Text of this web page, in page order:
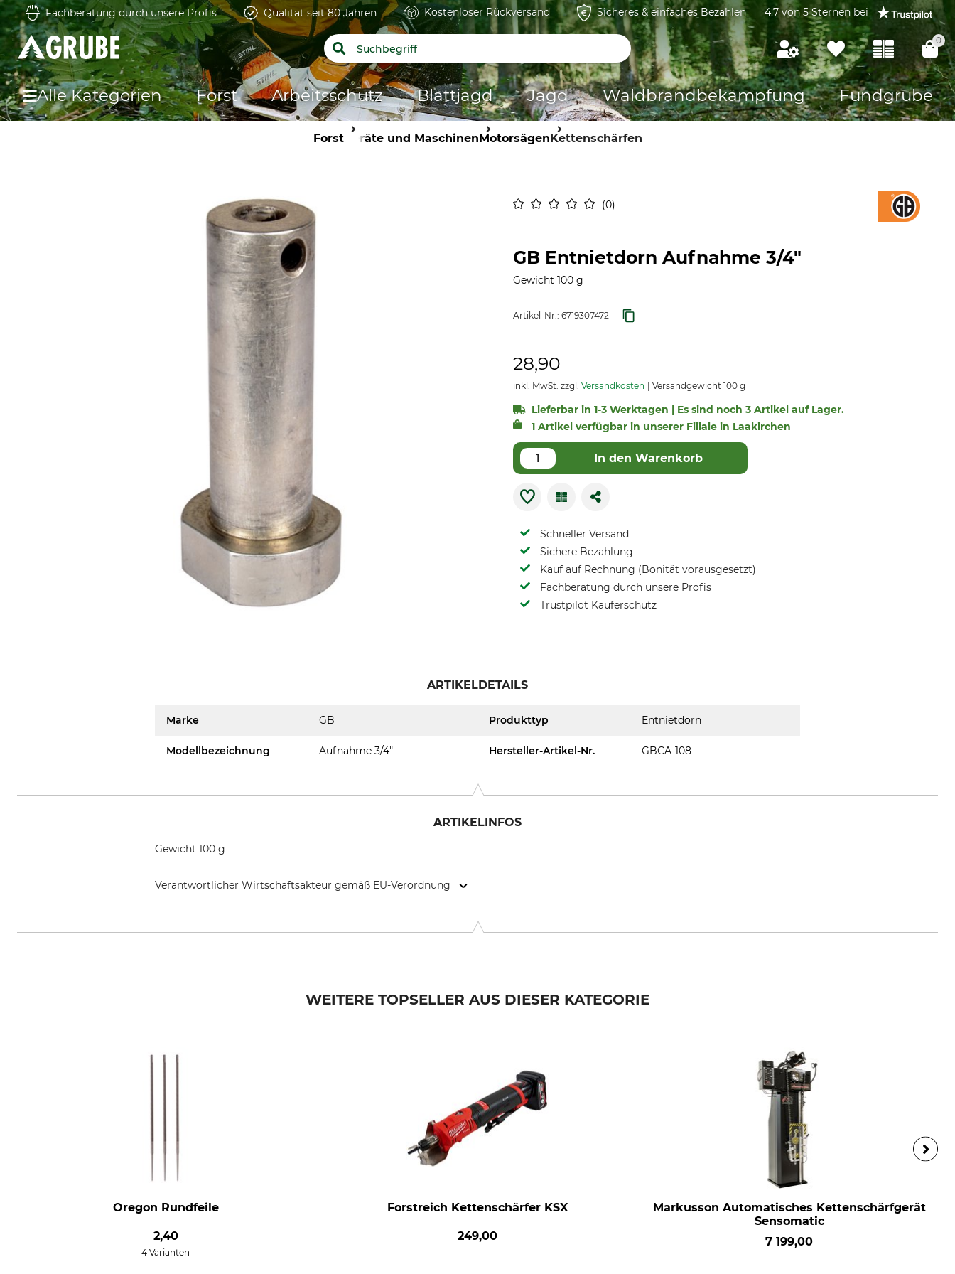
Fachberatung durch unsere Profis Qualität seit 80 Jahren Kostenloser Rückversand Sicheres & einfaches Bezahlen 4.7 von 5 Sternen bei
0
Alle Kategorien Forst Arbeitsschutz Blattjagd Jagd Waldbrandbekämpfung Fundgrube
ForstGeräte und MaschinenMotorsägenKettenschärfen
0
GB Entnietdorn Aufnahme 3/4"
Gewicht 100 g
Artikel-Nr.: 6719307472
28,90
inkl. MwSt. zzgl. Versandkosten Versandgewicht 100 g
Lieferbar in 1-3 Werktagen | Es sind noch 3 Artikel auf Lager.
1 Artikel verfügbar in unserer Filiale in Laakirchen
In den Warenkorb
Schneller Versand
Sichere Bezahlung
Kauf auf Rechnung (Bonität vorausgesetzt)
Fachberatung durch unsere Profis
Trustpilot Käuferschutz
ARTIKELDETAILS
Marke GB Produkttyp Entnietdorn
Modellbezeichnung Aufnahme 3/4" Hersteller-Artikel-Nr. GBCA-108
ARTIKELINFOS
Gewicht 100 g
Verantwortlicher Wirtschaftsakteur gemäß EU-Verordnung
WEITERE TOPSELLER AUS DIESER KATEGORIE
Oregon Rundfeile
2,40
4 Varianten
Forstreich Kettenschärfer KSX
249,00
Markusson Automatisches Kettenschärfgerät
Sensomatic
7 199,00